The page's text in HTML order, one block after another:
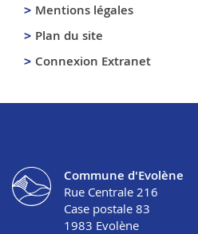
Mentions légales
Plan du site
Connexion Extranet
Commune d'Evolène
Rue Centrale 216
Case postale 83
1983 Evolène